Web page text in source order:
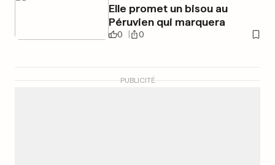
Elle promet un bisou au
Péruvien qui marquera
0 0
PUBLICITÉ